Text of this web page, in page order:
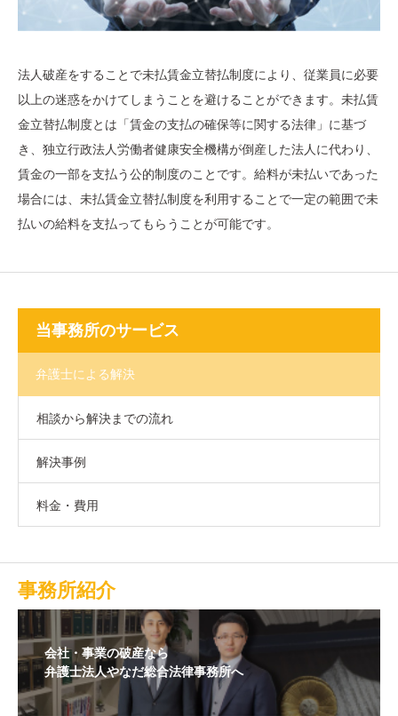
法人破産をすることで未払賃金立替払制度により、従業員に必要
以上の迷惑をかけてしまうことを避けることができます。未払賃
金立替払制度とは「賃金の支払の確保等に関する法律」に基づ
き、独立行政法人労働者健康安全機構が倒産した法人に代わり、
賃金の一部を支払う公的制度のことです。給料が未払いであった
場合には、未払賃金立替払制度を利用することで一定の範囲で未
払いの給料を支払ってもらうことが可能です。
当事務所のサービス
弁護士による解決
相談から解決までの流れ
解決事例
料金・費用
事務所紹介
会社・事業の破産なら
弁護士法人やなだ総合法律事務所へ